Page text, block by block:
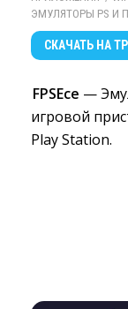
ЭМУЛЯТОРЫ PS И
СКАЧАТЬ НА
FPSEce —
игровой
Play Station.